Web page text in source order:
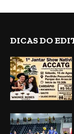
DICAS DO